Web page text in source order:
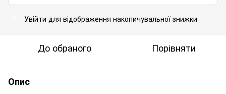
Увійти для відображення накопичувальної знижки
До обраного Порівняти
Опис